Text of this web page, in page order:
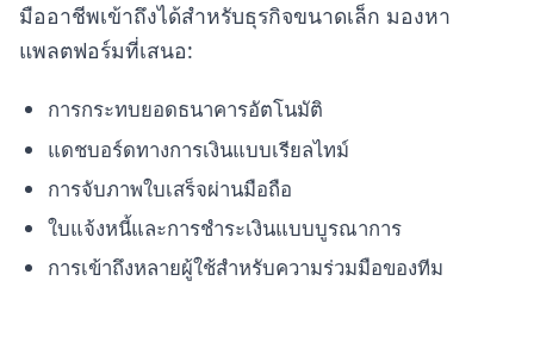
มืออาชีพเข้าถึงได้สำหรับธุรกิจขนาดเล็ก มองหา
แพลตฟอร์มที่เสนอ:
การกระทบยอดธนาคารอัตโนมัติ
แดชบอร์ดทางการเงินแบบเรียลไทม์
การจับภาพใบเสร็จผ่านมือถือ
ใบแจ้งหนี้และการชำระเงินแบบบูรณาการ
การเข้าถึงหลายผู้ใช้สำหรับความร่วมมือของทีม